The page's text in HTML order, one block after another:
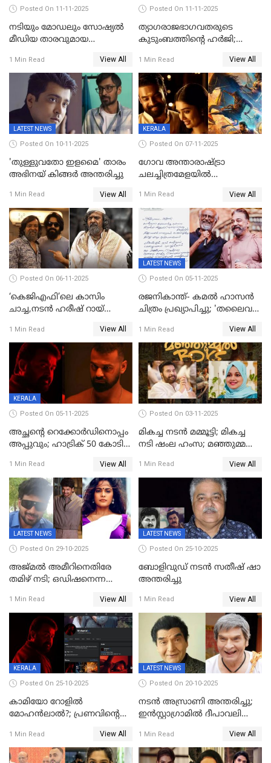
Posted On 11-11-2025
നടിയും മോഡലും സോഷ്യൽ
മീഡിയ താരവുമായ
ഇന്ന്‌ നല്ലൊരു ബിസി ഡേ
ആയിരുന്നുവെന്ന് നന്ദിത
ശങ്കര
1 Min Read View All
Posted On 11-11-2025
ത്യാഗരാജഭാഗവതരുടെ
കുടുംബത്തിന്റെ ഹര്‍ജി;
ഹൈക്കോടതി നോട്ടീസ്‌
1 Min Read View All
LATEST NEWS
Posted On 10-11-2025
'തുള്ളുവതോ ഇളമൈ' താരം
അഭിനയ് കിങ്ങർ അന്തരിച്ചു
1 Min Read View All
KERALA
Posted On 07-11-2025
ഗോവ അന്താരാഷ്ട്രാ
ചലച്ചിത്രമേളയില്‍
മലയാളത്തില്‍നിന്ന്
ഏകചിത്രമായി 'എആര്‍എം';
1 Min Read View All
Posted On 06-11-2025
‘കെജിഎഫി’ലെ കാസിം
ചാച്ച,നടൻ ഹരീഷ് റായ്
1 Min Read View All
LATEST NEWS
Posted On 05-11-2025
രജനികാന്ത്- കമൽ ഹാസൻ
ചിത്രം പ്രഖ്യാപിച്ചു; 'തലൈവർ
1 Min Read View All
KERALA
Posted On 05-11-2025
അച്ഛന്റെ റെക്കോർഡിനൊപ്പം
അപ്പുവും; ഹാട്രിക് 50 കോടി
മോഹൻലാൽ, 'ഡീയസ്
ഈറേ' കുതിപ്പ്
1 Min Read View All
Posted On 03-11-2025
മികച്ച നടൻ മമ്മൂട്ടി; മികച്ച
നടി ഷംല ഹംസ; മഞ്ഞുമ്മൽ
1 Min Read View All
LATEST NEWS
Posted On 29-10-2025
അജ്മല്‍ അമീറിനെതിരേ
തമിഴ് നടി; ഒഡിഷനെന്ന
വിളിച്ചു, മോശം പെരുമാറ്റം
1 Min Read View All
LATEST NEWS
Posted On 25-10-2025
ബോളിവുഡ് നടൻ സതീഷ് ഷാ
അന്തരിച്ചു
1 Min Read View All
KERALA
Posted On 25-10-2025
കാമിയോ റോളിൽ
മോഹൻലാൽ?; പ്രണവിന്റെ
പിന്നാലെ ഡിപി; ചർച്ചയായി
സോഷ്യൽ മീഡിയ ചിത്രങ്ങൾ
1 Min Read View All
LATEST NEWS
Posted On 20-10-2025
നടന്‍ അസ്രാണി അന്തരിച്ചു;
ഇന്‍‌സ്റ്റാഗ്രാമില്‍ ദീപാവലി
മണിക്കൂറുകള്‍ക്കകം
വിയോഗം
1 Min Read View All